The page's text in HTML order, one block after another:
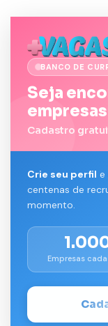
BANCO DE
Seja
empresas
Cadastro
Crie seu perfil e
centenas de
momento.
Empresas